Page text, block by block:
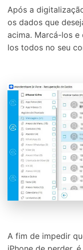
Após a
os dados que
acima. Marcá-los e
los todos no seu
A fim de impedir